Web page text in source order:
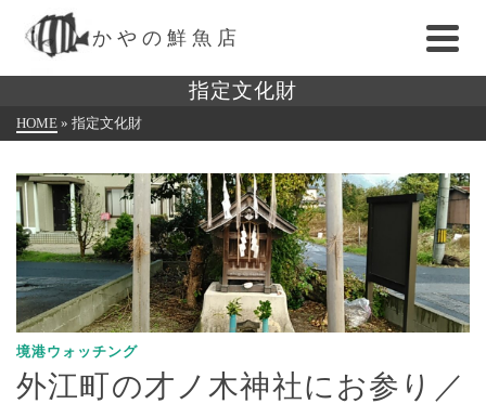
かやの鮮魚店
指定文化財
HOME » 指定文化財
境港ウォッチング
外江町の才ノ木神社にお参り／